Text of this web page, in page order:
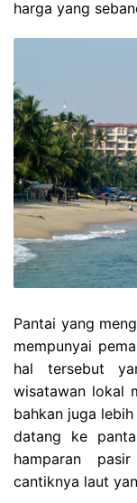
harga yang
Pantai yang
mempunyai
hal tersebut
wisatawan lokal
bahkan juga
datang ke
hamparan
cantiknya laut